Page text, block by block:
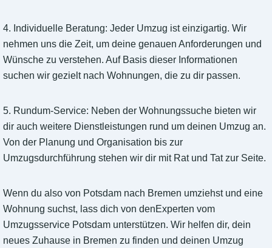
4. Individuelle Beratung: Jeder Umzug ist einzigartig. Wir
nehmen uns die Zeit, um deine genauen Anforderungen und
Wünsche zu verstehen. Auf Basis dieser Informationen
suchen wir gezielt nach Wohnungen, die zu dir passen.
5. Rundum-Service: Neben der Wohnungssuche bieten wir
dir auch weitere Dienstleistungen rund um deinen Umzug an.
Von der Planung und Organisation bis zur
Umzugsdurchführung stehen wir dir mit Rat und Tat zur Seite.
Wenn du also von Potsdam nach Bremen umziehst und eine
Wohnung suchst, lass dich von denExperten vom
Umzugsservice Potsdam unterstützen. Wir helfen dir, dein
neues Zuhause in Bremen zu finden und deinen Umzug